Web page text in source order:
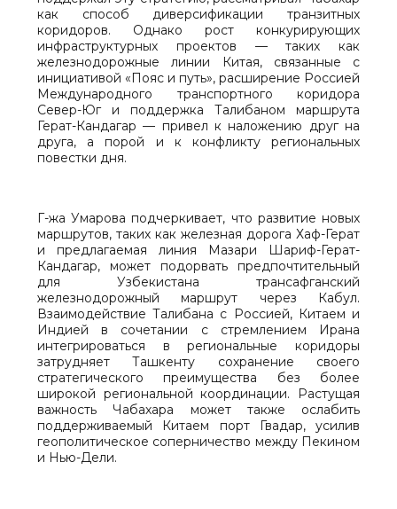
как способ диверсификации транзитных
коридоров. Однако рост конкурирующих
инфраструктурных проектов — таких как
железнодорожные линии Китая, связанные с
инициативой «Пояс и путь», расширение Россией
Международного транспортного коридора
Север-Юг и поддержка Талибаном маршрута
Герат-Кандагар — привел к наложению друг на
друга, а порой и к конфликту региональных
повестки дня.
Г-жа Умарова подчеркивает, что развитие новых
маршрутов, таких как железная дорога Хаф-Герат
и предлагаемая линия Мазари Шариф-Герат-
Кандагар, может подорвать предпочтительный
для Узбекистана трансафганский
железнодорожный маршрут через Кабул.
Взаимодействие Талибана с Россией, Китаем и
Индией в сочетании с стремлением Ирана
интегрироваться в региональные коридоры
затрудняет Ташкенту сохранение своего
стратегического преимущества без более
широкой региональной координации. Растущая
важность Чабахара может также ослабить
поддерживаемый Китаем порт Гвадар, усилив
геополитическое соперничество между Пекином
и Нью-Дели.